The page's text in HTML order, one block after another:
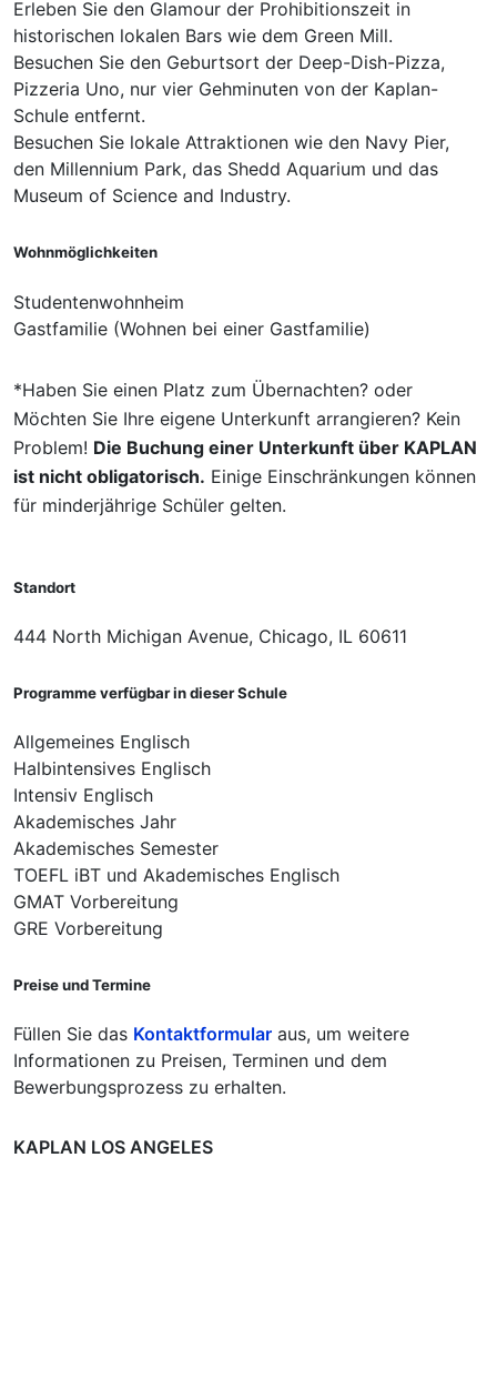
Erleben Sie den Glamour der Prohibitionszeit in
historischen lokalen Bars wie dem Green Mill.
Besuchen Sie den Geburtsort der Deep-Dish-Pizza,
Pizzeria Uno, nur vier Gehminuten von der Kaplan-
Schule entfernt.
Besuchen Sie lokale Attraktionen wie den Navy Pier,
den Millennium Park, das Shedd Aquarium und das
Museum of Science and Industry.
Wohnmöglichkeiten
Studentenwohnheim
Gastfamilie (Wohnen bei einer Gastfamilie)
*Haben Sie einen Platz zum Übernachten? oder
Möchten Sie Ihre eigene Unterkunft arrangieren? Kein
Problem! Die Buchung einer Unterkunft über KAPLAN
ist nicht obligatorisch. Einige Einschränkungen können
für minderjährige Schüler gelten.
Standort
444 North Michigan Avenue, Chicago, IL 60611
Programme verfügbar in dieser Schule
Allgemeines Englisch
Halbintensives Englisch
Intensiv Englisch
Akademisches Jahr
Akademisches Semester
TOEFL iBT und Akademisches Englisch
GMAT Vorbereitung
GRE Vorbereitung
Preise und Termine
Füllen Sie das Kontaktformular aus, um weitere
Informationen zu Preisen, Terminen und dem
Bewerbungsprozess zu erhalten.
KAPLAN LOS ANGELES